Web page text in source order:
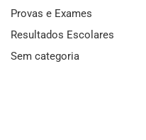
Provas e Exames
Resultados Escolares
Sem categoria